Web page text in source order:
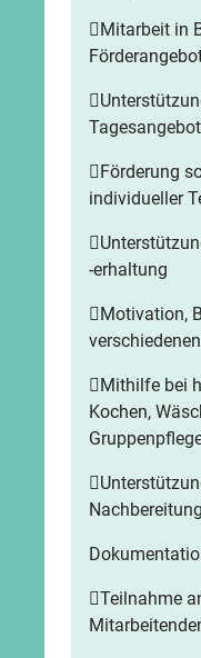
Mitarbeit in
Förderung
individueller
-erhaltung
Motivation,
Mithilfe bei
Kochen,
Teilnahme